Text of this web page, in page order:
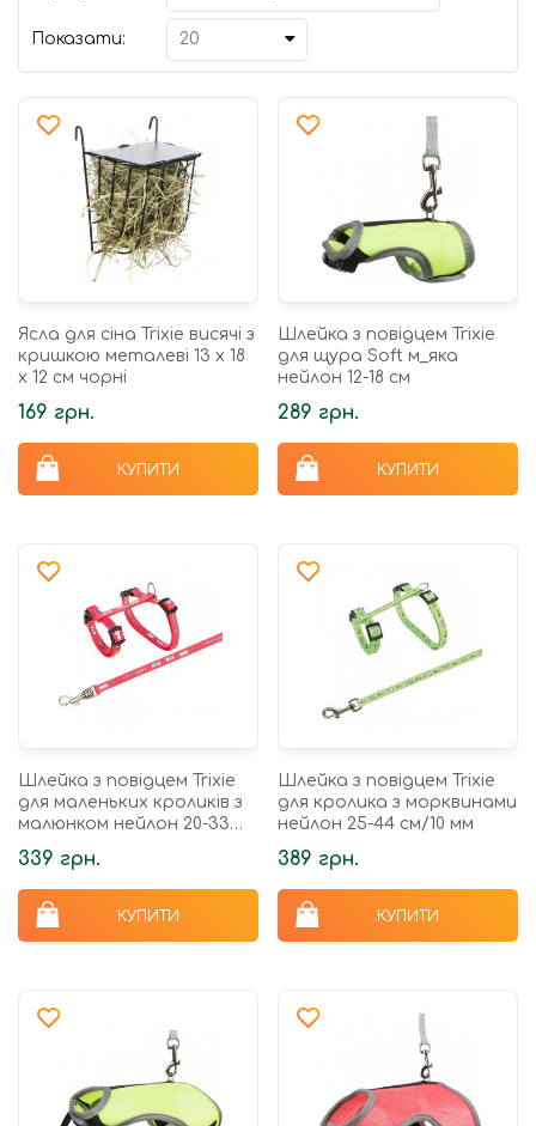
Показати:
Ясла для сіна Trixie висячі з
кришкою металеві 13 х 18
х 12 см чорні
169 грн.
КУПИТИ
Шлейка з повідцем Trixie
для щура Soft м_яка
нейлон 12-18 см
289 грн.
КУПИТИ
Шлейка з повідцем Trixie
для маленьких кроликів з
малюнком нейлон 20-33
см/8 мм
339 грн.
КУПИТИ
Шлейка з повідцем Trixie
для кролика з морквинами
нейлон 25-44 см/10 мм
389 грн.
КУПИТИ